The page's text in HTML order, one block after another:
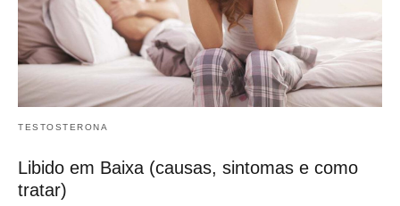
TESTOSTERONA
Libido em Baixa (causas, sintomas e como
tratar)